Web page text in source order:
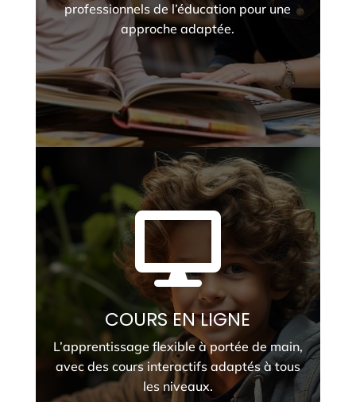
professionnels de l’éducation pour une
approche adaptée.

COURS EN LIGNE
L’apprentissage flexible à portée de main,
avec des cours interactifs adaptés à tous
les niveaux.